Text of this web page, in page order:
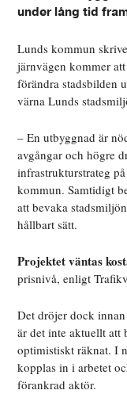
under lång tid
Lunds kommun
järnvägen kommer
förändra stadsbilden
värna Lunds
– En utbyggnad är
avgångar och högre
infrastrukturstrateg
kommun. Samtidigt
att bevaka
hållbart sätt.
Projektet väntas
prisnivå, enligt
Det dröjer dock
är det inte aktuellt att
optimistiskt räknat. I
kopplas in i arbetet
förankrad aktör.